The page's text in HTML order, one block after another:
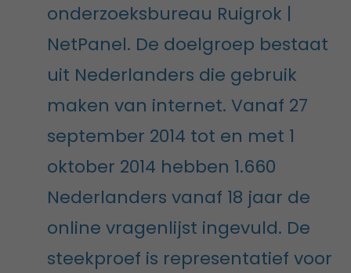
onderzoeksbureau Ruigrok |
NetPanel. De doelgroep bestaat
uit Nederlanders die gebruik
maken van internet. Vanaf 27
september 2014 tot en met 1
oktober 2014 hebben 1.660
Nederlanders vanaf 18 jaar de
online vragenlijst ingevuld. De
steekproef is representatief voor